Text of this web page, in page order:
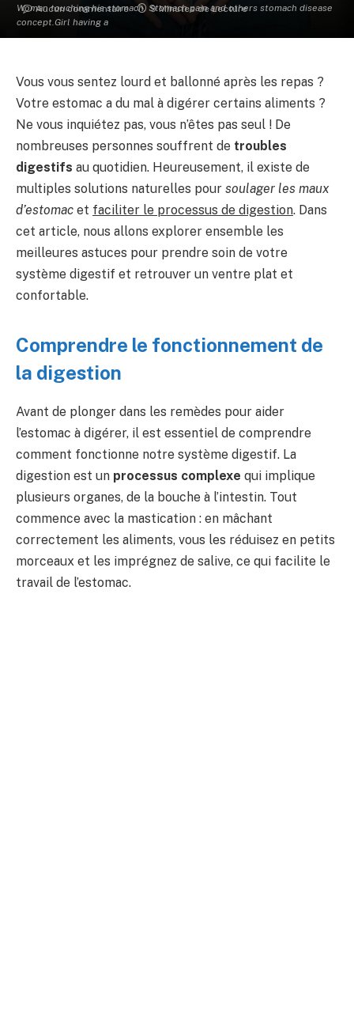
Woman touching his stomach. Stomach pain and others stomach disease
concept.Girl having a
Aucun commentaire 9 Minutes de Lecture
Vous vous sentez lourd et ballonné après les repas ?
Votre estomac a du mal à digérer certains aliments ?
Ne vous inquiétez pas, vous n’êtes pas seul ! De
nombreuses personnes souffrent de troubles
digestifs au quotidien. Heureusement, il existe de
multiples solutions naturelles pour soulager les maux
d’estomac et faciliter le processus de digestion. Dans
cet article, nous allons explorer ensemble les
meilleures astuces pour prendre soin de votre
système digestif et retrouver un ventre plat et
confortable.
Comprendre le fonctionnement de
la digestion
Avant de plonger dans les remèdes pour aider
l’estomac à digérer, il est essentiel de comprendre
comment fonctionne notre système digestif. La
digestion est un processus complexe qui implique
plusieurs organes, de la bouche à l’intestin. Tout
commence avec la mastication : en mâchant
correctement les aliments, vous les réduisez en petits
morceaux et les imprégnez de salive, ce qui facilite le
travail de l’estomac.